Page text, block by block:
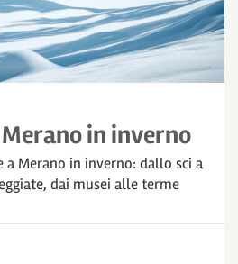
Merano in inverno
a Merano in inverno: dallo sci a
dai musei alle terme